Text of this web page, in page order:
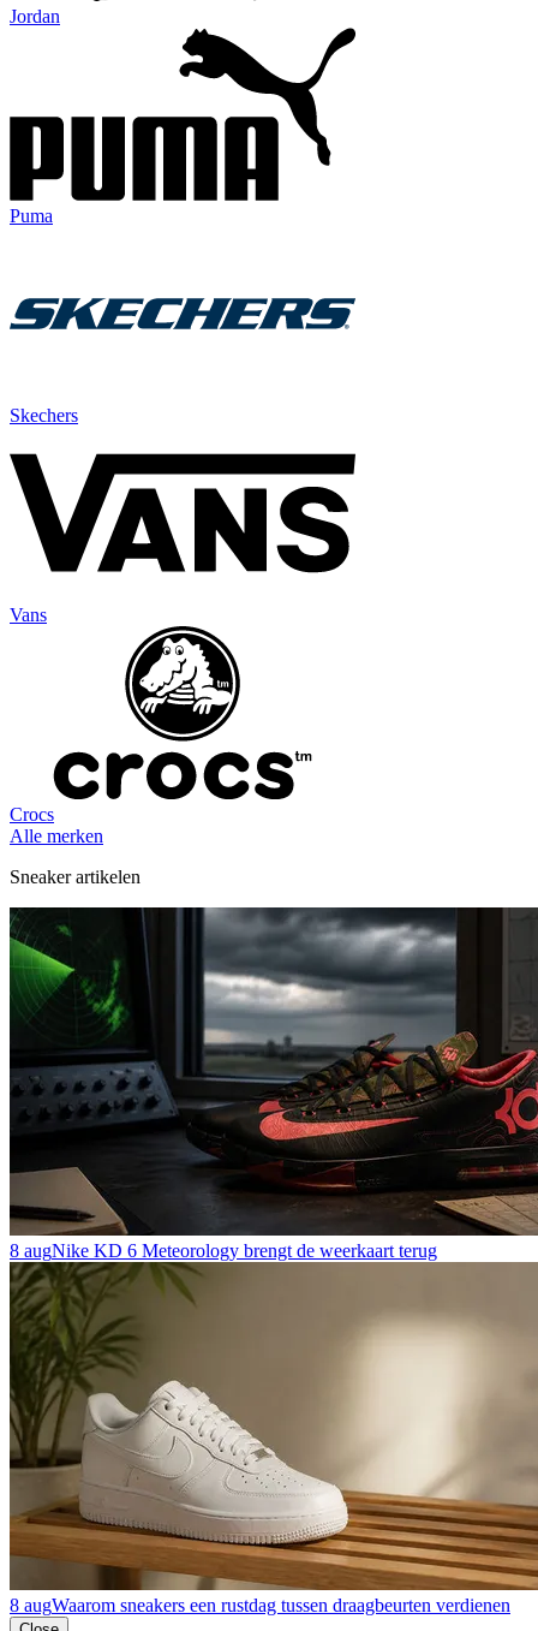
Jordan
Puma
Skechers
Vans
Crocs
Alle merken
Sneaker artikelen
8 augNike KD 6 Meteorology brengt de weerkaart terug
8 augWaarom sneakers een rustdag tussen draagbeurten verdienen